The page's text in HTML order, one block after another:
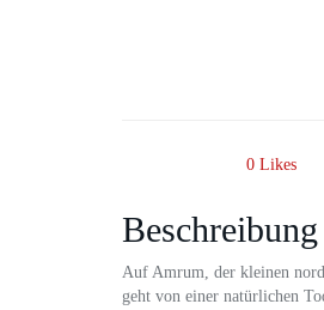
0 Likes
Beschreibung
Auf Amrum, der kleinen
geht von einer natürlichen